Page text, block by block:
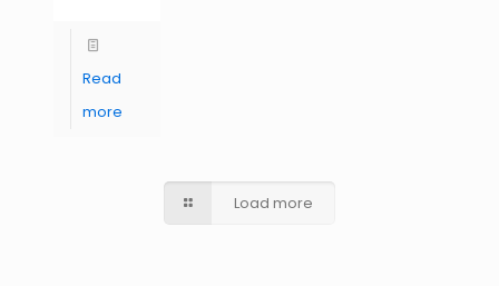
Read
more
Load more